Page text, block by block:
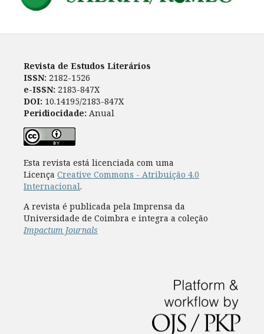
Revista de Estudos Literários
ISSN: 2182-1526
e-ISSN: 2183-847X
DOI: 10.14195/2183-847X
Peridiocidade: Anual
Esta revista está licenciada com uma
Licença Creative Commons - Atribuição 4.0
Internacional.
A revista é publicada pela Imprensa da
Universidade de Coimbra e integra a coleção
Impactum Journals